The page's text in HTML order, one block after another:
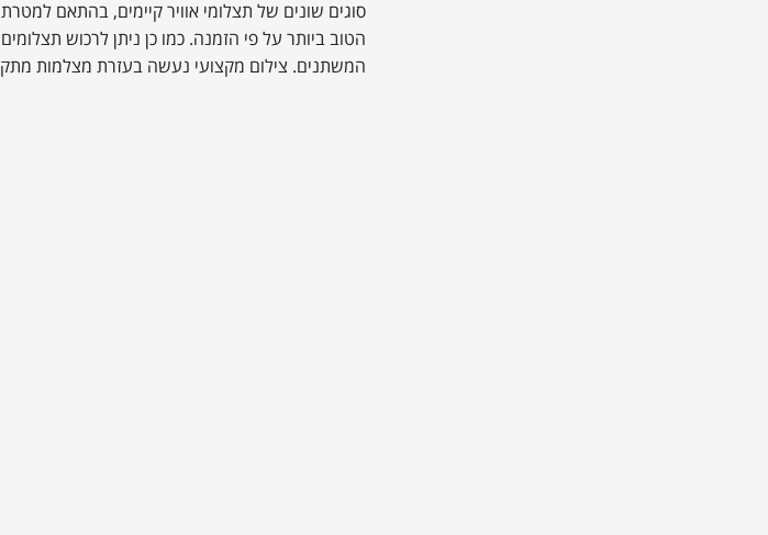
סוגים שונים של תצלומי אוויר קיימים, בהתאם
הטוב ביותר על פי הזמנה. כמו כן ניתן לרכוש
המשתנים. צילום מקצועי נעשה בעזרת מצלמות